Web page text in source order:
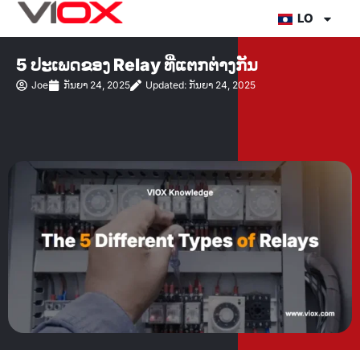
ຂ້າມ
ເນື້ອຫາ
LO
5 ປະເພດຂອງ Relay ທີ່ແຕກຕ່າງກັນ
Joe ກັນຍາ 24, 2025 Updated: ກັນຍາ 24, 2025